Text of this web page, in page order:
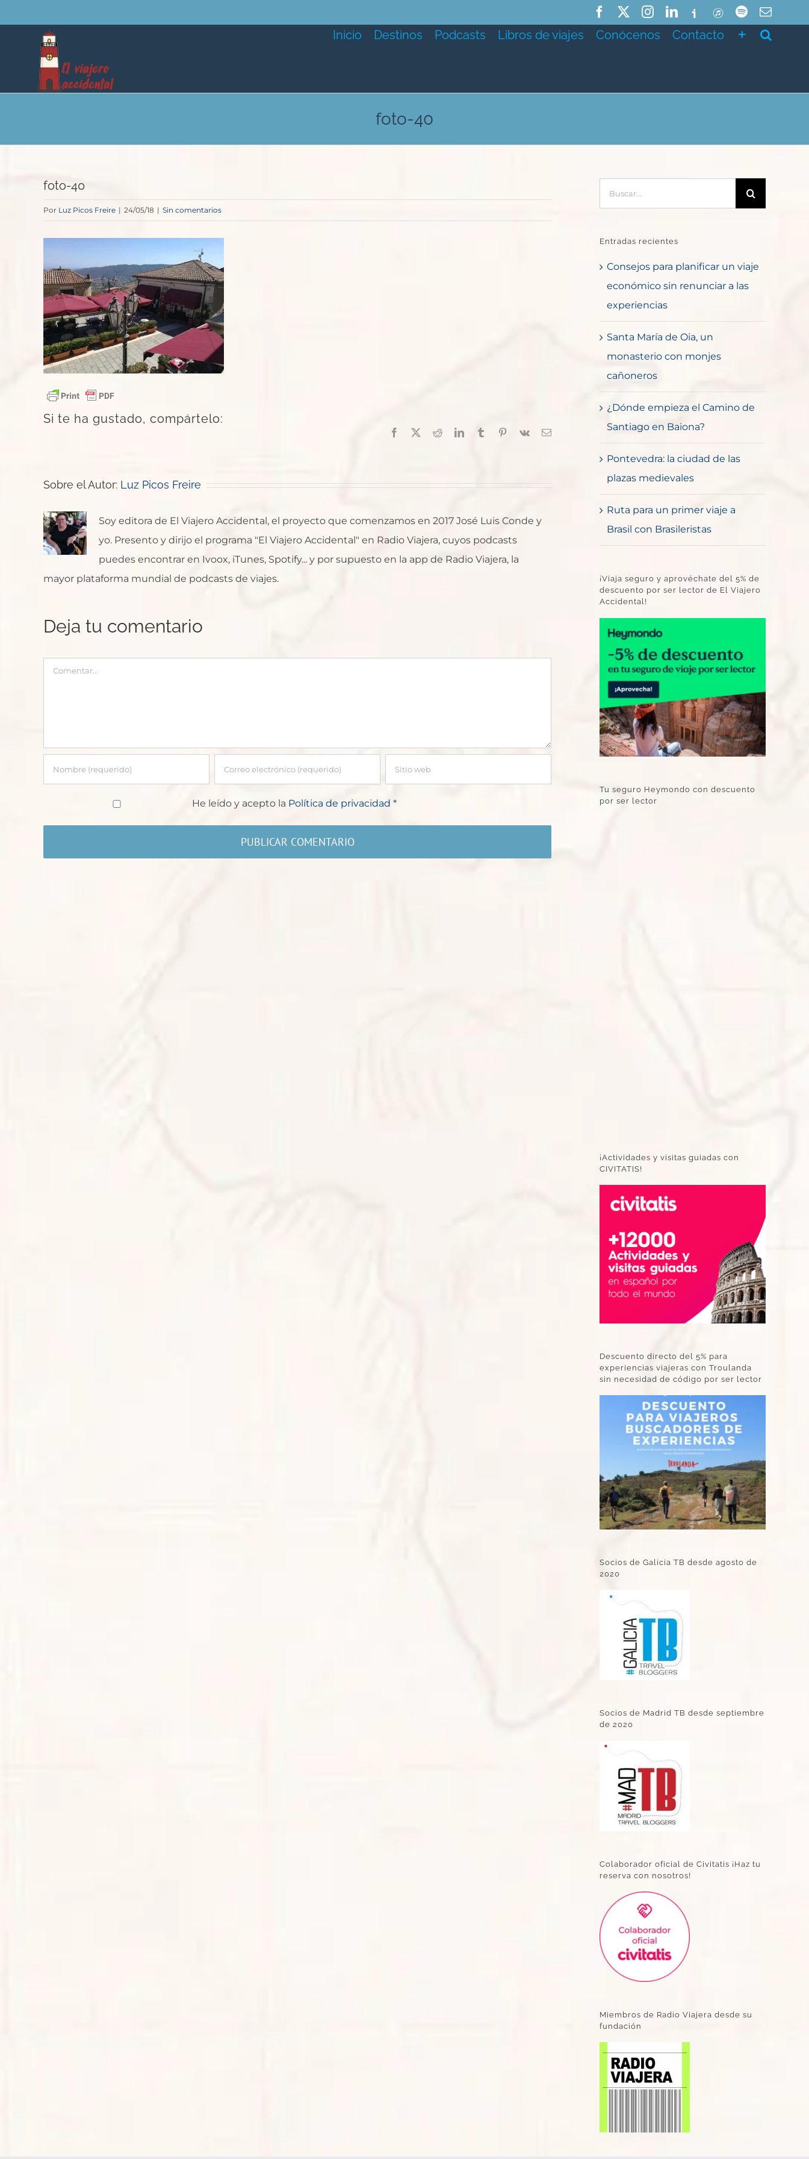
al
contenido
FacebookInstagramLinkedIn
IvooxITunesSpotifyCorreo
Inicio Destinos Podcasts Libros de viajes Conócenos Contacto
foto-40
foto-40
Por Luz Picos Freire | 24/05/18 | Sin comentarios
Si te ha gustado, compártelo:
Facebook RedditLinkedInTumblr Pinterest
Vk
Correo
Sobre el Autor: Luz Picos Freire
Soy editora de El Viajero Accidental, el proyecto que comenzamos en 2017 José Luis Conde y
yo. Presento y dirijo el programa "El Viajero Accidental" en Radio Viajera, cuyos podcasts
puedes encontrar en Ivoox, iTunes, Spotify... y por supuesto en la app de Radio Viajera, la
mayor plataforma mundial de podcasts de viajes.
Deja tu comentario
Comentar
He leído y acepto la Política de privacidad*
Entradas recientes
Consejos para planificar un viaje
económico sin renunciar a las
experiencias
Santa María de Oia, un
monasterio con monjes
cañoneros
¿Dónde empieza el Camino de
Santiago en Baiona?
Pontevedra: la ciudad de las
plazas medievales
Ruta para un primer viaje a
Brasil con Brasileristas
¡Viaja seguro y aprovéchate del 5% de
descuento por ser lector de El Viajero
Accidental!
Tu seguro Heymondo con descuento
por ser lector
¡Actividades y visitas guiadas con
CIVITATIS!
Descuento directo del 5% para
experiencias viajeras con Troulanda
sin necesidad de código por ser lector
Socios de Galicia TB desde agosto de
2020
Socios de Madrid TB desde septiembre
de 2020
Colaborador oficial de Civitatis ¡Haz tu
reserva con nosotros!
Miembros de Radio Viajera desde su
fundación